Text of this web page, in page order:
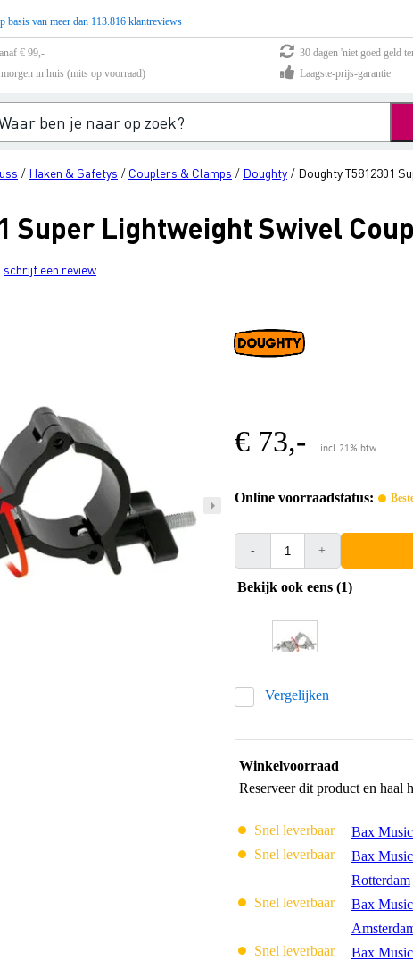
basis van meer dan 113.816 klantreviews
€ 99,-
30 dagen 'niet goed geld
in huis (mits op voorraad)
Laagste-prijs-garantie
/ Haken & Safetys / Couplers & Clamps / Doughty / Doughty T5812301
Super Lightweight Swivel
schrijf een review
€ 73,- incl. 21% btw
Online voorraadstatus:
- +
Bekijk ook eens (1)
Vergelijken
Winkelvoorraad
Reserveer dit product en haal
Snel leverbaar Bax
Snel leverbaar
Bax
Rotterdam
Snel leverbaar
Bax
Snel leverbaar
Bax